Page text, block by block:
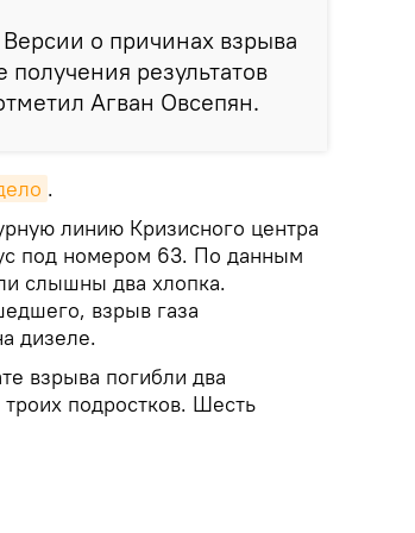
о причинах взрыва
получения результатов
Агван Овсепян.
.
линию Кризисного центра
под номером 63. По данным
слышны два хлопка.
взрыв газа
дизеле.
взрыва погибли два
подростков. Шесть